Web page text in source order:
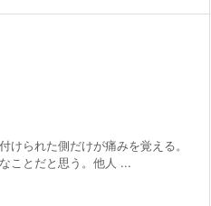
けられた側だけが痛みを覚える。
ことだと思う。他人 ...